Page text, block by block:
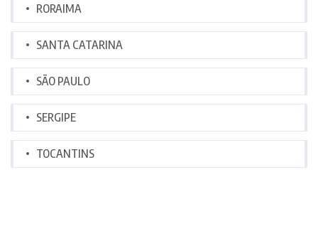
RORAIMA
SANTA CATARINA
SÃO PAULO
SERGIPE
TOCANTINS